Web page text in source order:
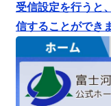
受信設定を行うと
信することができ